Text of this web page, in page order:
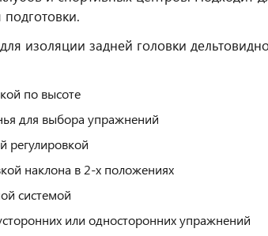
изоляции задней головки
по высоте
для выбора упражнений
регулировкой
наклона в 2-х положениях
системой
или односторонних упражнений